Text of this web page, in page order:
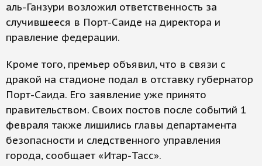
аль-Ганзури возложил ответственность за
случившееся в Порт-Саиде на директора и
правление федерации.
Кроме того, премьер объявил, что в связи с
дракой на стадионе подал в отставку губернатор
Порт-Саида. Его заявление уже принято
правительством. Своих постов после событий 1
февраля также лишились главы департамента
безопасности и следственного управления
города, сообщает «Итар-Тасс».